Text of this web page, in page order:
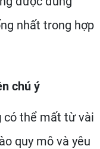
nhất trong hợp
chú ý
có thể mất từ vài
quy mô và yêu